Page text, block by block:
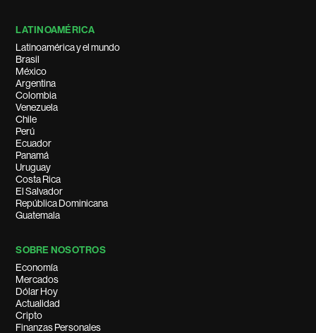
LATINOAMÉRICA
Latinoamérica y el mundo
Brasil
México
Argentina
Colombia
Venezuela
Chile
Perú
Ecuador
Panamá
Uruguay
Costa Rica
El Salvador
República Dominicana
Guatemala
SOBRE NOSOTROS
Economía
Mercados
Dólar Hoy
Actualidad
Cripto
Finanzas Personales